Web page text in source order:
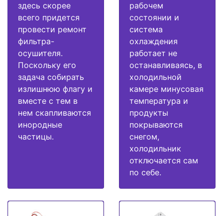
здесь скорее
всего придется
провести ремонт
фильтра-
осушителя.
Поскольку его
задача собирать
излишнюю флагу и
вместе с тем в
нем скапливаются
инородные
частицы.
рабочем
состоянии и
система
охлаждения
работает не
останавливаясь, в
холодильной
камере минусовая
температура и
продукты
покрываются
снегом,
холодильник
отключается сам
по себе.